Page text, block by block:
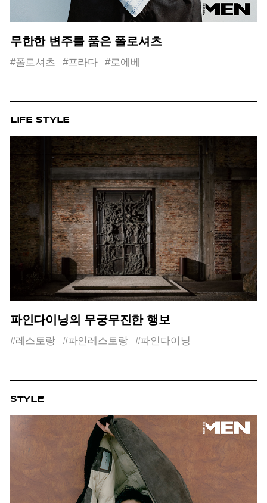
무한한 변주를 품은 폴로셔츠
#폴로셔츠 #프라다 #로에베
LIFE STYLE
파인다이닝의 무궁무진한 행보
#레스토랑 #파인레스토랑 #파인다이닝
STYLE